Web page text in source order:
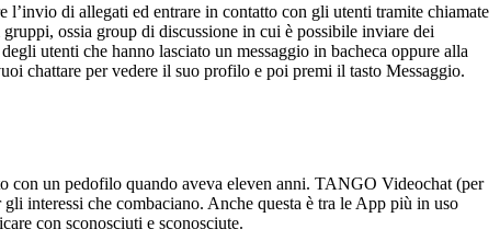
di allegati ed entrare in contatto con gli utenti tramite chiamate
ossia group di discussione in cui è possibile inviare dei
utenti che hanno lasciato un messaggio in bacheca oppure alla
chattare per vedere il suo profilo e poi premi il tasto Messaggio.
con un pedofilo quando aveva eleven anni. TANGO Videochat (per
interessi che combaciano. Anche questa è tra le App più in uso
con sconosciuti e sconosciute.